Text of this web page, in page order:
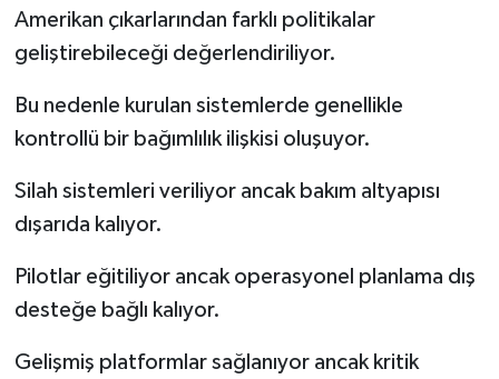
Amerikan çıkarlarından farklı politikalar
geliştirebileceği değerlendiriliyor.
Bu nedenle kurulan sistemlerde genellikle
kontrollü bir bağımlılık ilişkisi oluşuyor.
Silah sistemleri veriliyor ancak bakım altyapısı
dışarıda kalıyor.
Pilotlar eğitiliyor ancak operasyonel planlama dış
desteğe bağlı kalıyor.
Gelişmiş platformlar sağlanıyor ancak kritik